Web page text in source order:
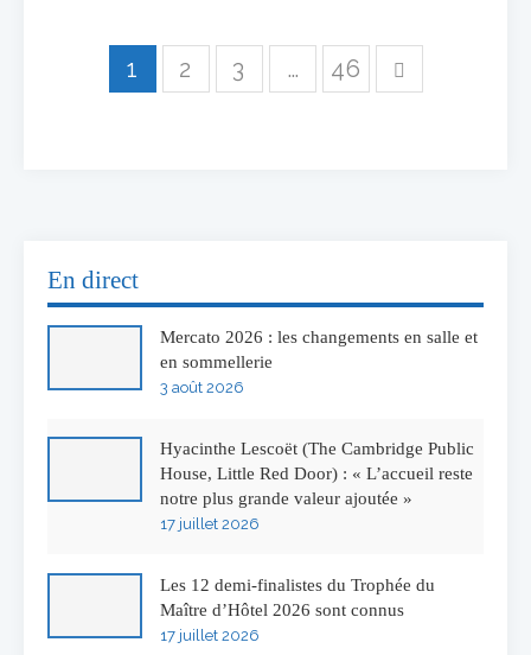
1 2 3 … 46
En direct
Mercato 2026 : les changements en salle et
en sommellerie
3 août 2026
Hyacinthe Lescoët (The Cambridge Public
House, Little Red Door) : « L’accueil reste
notre plus grande valeur ajoutée »
17 juillet 2026
Les 12 demi-finalistes du Trophée du
Maître d’Hôtel 2026 sont connus
17 juillet 2026